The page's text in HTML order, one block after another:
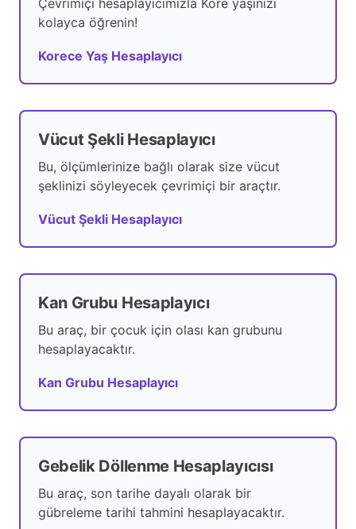
Çevrimiçi hesaplayıcımızla Kore yaşınızı
kolayca öğrenin!
Korece Yaş Hesaplayıcı
Vücut Şekli Hesaplayıcı
Bu, ölçümlerinize bağlı olarak size vücut
şeklinizi söyleyecek çevrimiçi bir araçtır.
Vücut Şekli Hesaplayıcı
Kan Grubu Hesaplayıcı
Bu araç, bir çocuk için olası kan grubunu
hesaplayacaktır.
Kan Grubu Hesaplayıcı
Gebelik Döllenme Hesaplayıcısı
Bu araç, son tarihe dayalı olarak bir
gübreleme tarihi tahmini hesaplayacaktır.